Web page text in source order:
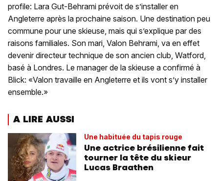
profile: Lara Gut-Behrami prévoit de s’installer en
Angleterre après la prochaine saison. Une destination peu
commune pour une skieuse, mais qui s’explique par des
raisons familiales. Son mari, Valon Behrami, va en effet
devenir directeur technique de son ancien club, Watford,
basé à Londres. Le manager de la skieuse a confirmé à
Blick: «Valon travaille en Angleterre et ils vont s’y installer
ensemble.»
A LIRE AUSSI
Une habituée du tapis rouge
Une actrice brésilienne fait
tourner la tête du skieur
Lucas Braathen